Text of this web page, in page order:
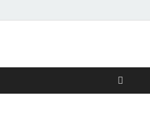
Vita
Fitness